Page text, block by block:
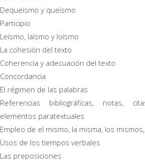
Dequeísmo y queísmo
Participio
Leísmo, laísmo y loísmo
La cohesión del texto
Coherencia y adecuación del texto
Concordancia
El régimen de las palabras
Referencias bibliográficas, notas,
elementos paratextuales
Empleo de el mismo, la misma, los
Usos de los tiempos verbales
Las preposiciones